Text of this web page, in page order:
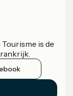
is de